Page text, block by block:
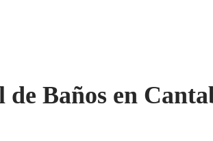
Baños en